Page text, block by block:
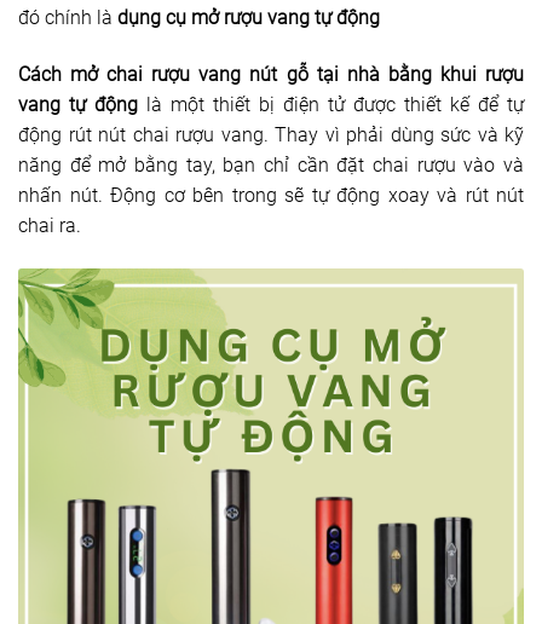
Giới thiệu
Kiến thức
Liên hệ
đó chính là dụng cụ mở rượu vang tự động
Cách mở chai rượu vang nút gỗ tại nhà bằng khui rượu
vang tự động là một thiết bị điện tử được thiết kế để tự
động rút nút chai rượu vang. Thay vì phải dùng sức và kỹ
năng để mở bằng tay, bạn chỉ cần đặt chai rượu vào và
nhấn nút. Động cơ bên trong sẽ tự động xoay và rút nút
chai ra.